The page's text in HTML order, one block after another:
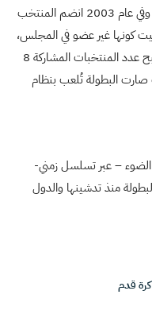
العراقي – الكويتي للبطولة الذي ظل 22 عام. وفي عام 2003 انضم المنتخب
كونها غير عضو في المجلس،
وفي العام التالي عادت العراق مرة أخرى، ليصبح عدد المنتخبات المشاركة 8
البطولة تُلعب بنظام
الضوء – عبر تسلسل زمني-
منذ تدشينها والدول
كرة قدم